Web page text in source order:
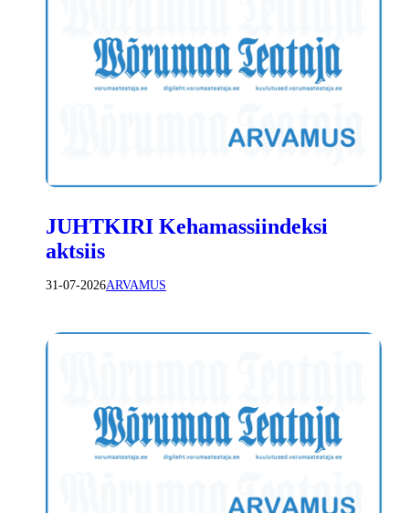
JUHTKIRI Kehamassiindeksi
aktsiis
31-07-2026ARVAMUS